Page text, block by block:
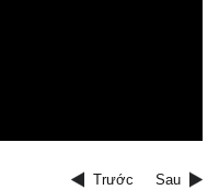
Trước Sau